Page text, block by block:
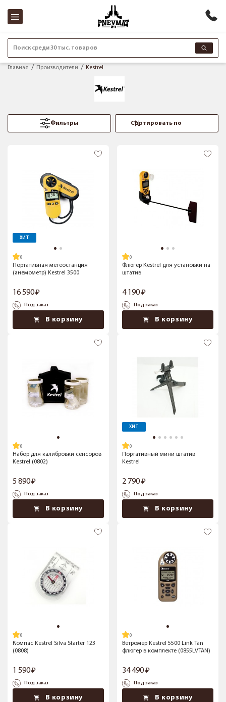
Поиск среди 30 тыс. товаров
Главная Производители Kestrel
Фильтры
ХИТ
Портативная метеостанция
(анемометр) Kestrel 3500
16 590
Под заказ
В корзину
Флюгер Kestrel для установки на
штатив
4 190
Под заказ
В корзину
Набор для калибровки сенсоров
Kestrel (0802)
5 890
Под заказ
В корзину
ХИТ
Портативный мини штатив
Kestrel
2 790
Под заказ
В корзину
Компас Kestrel Silva Starter 123
(0808)
1 590
Под заказ
В корзину
Ветромер Kestrel 5500 Link Tan
флюгер в комплекте (0855LVTAN)
34 490
Под заказ
В корзину